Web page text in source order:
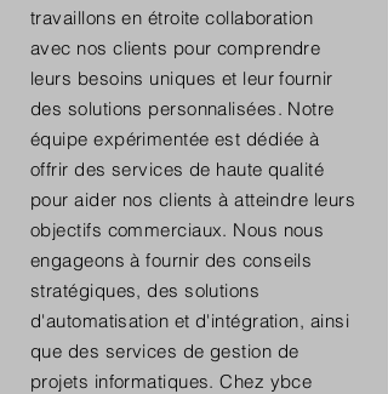
travaillons en étroite collaboration
avec nos clients pour comprendre
leurs besoins uniques et leur fournir
des solutions personnalisées. Notre
équipe expérimentée est dédiée à
offrir des services de haute qualité
pour aider nos clients à atteindre leurs
objectifs commerciaux. Nous nous
engageons à fournir des conseils
stratégiques, des solutions
d'automatisation et d'intégration, ainsi
que des services de gestion de
projets informatiques. Chez ybce